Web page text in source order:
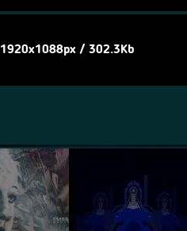
1920x1088px / 302.3Kb